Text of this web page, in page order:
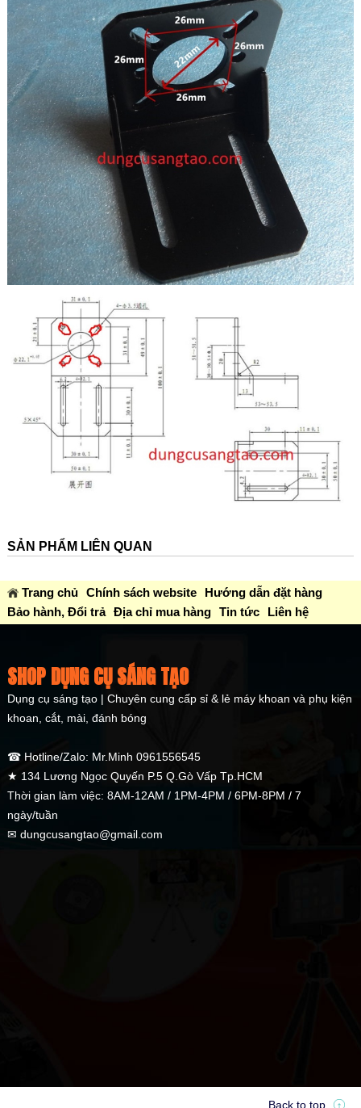
SẢN PHẨM LIÊN QUAN
Trang chủ Chính sách website
Hướng dẫn đặt hàng
Bảo hành, Đổi trả Địa chỉ mua hàng Tin tức Liên hệ
SHOP DỤNG CỤ SÁNG TẠO
Dụng cụ sáng tạo | Chuyên cung cấp sỉ & lẻ máy khoan và phụ kiện
khoan, cắt, mài, đánh bóng
☎ Hotline/Zalo: Mr.Minh 0961556545
★ 134 Lương Ngọc Quyến P.5 Q.Gò Vấp Tp.HCM
Thời gian làm việc: 8AM-12AM / 1PM-4PM / 6PM-8PM / 7
ngày/tuần
✉ dungcusangtao@gmail.com
Back to top